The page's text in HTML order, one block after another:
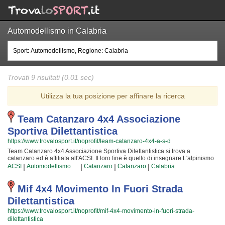
Automodellismo in Calabria
Trovati 9 risultati (0.01 sec)
Utilizza la tua posizione per affinare la ricerca
Team Catanzaro 4x4 Associazione
Sportiva Dilettantistica
https://www.trovalosport.it/noprofit/team-catanzaro-4x4-a-s-d
Team Catanzaro 4x4 Associazione Sportiva Dilettantistica si trova a
catanzaro ed è affiliata all'ACSI. Il loro fine è quello di insegnare L'alpinismo
organizzando corsi rivolti a ragazzi, adulti e famiglie. Se volete rendere il
vostro tempo libero più interessante con un'attività un po' diversa dalla
quotidiana banalità è il caso di testare L'alpinismo. I loro istruttori preparati e
professionali si impegneranno al massimo per rendere la vostra esperienza
ancora più particolare e stimolante con i loro corsi di alpinismo. Inserita da
tempo nella comunità di catanzaro, Team Catanzaro 4x4 Associazione
Sportiva Dilettantistica è famosa per rendere più movimentate le giornate di
coloro che desiderano concedersi qualche svago all'aria aperta e a contatto
con la natura. Se vuoi iscriverti o semplicemente avere più informazioni sui
ACSI | Automodellismo | Catanzaro | Catanzaro | Calabria
Mif 4x4 Movimento In Fuori Strada
Dilettantistica
https://www.trovalosport.it/noprofit/mif-4x4-movimento-in-fuori-strada-
dilettantistica